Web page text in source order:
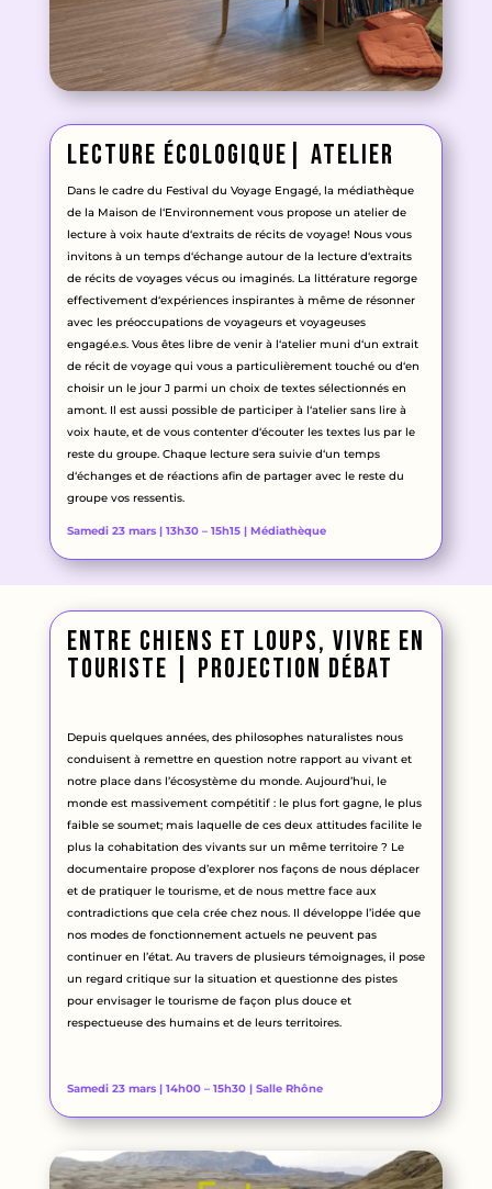
lecture Écologique| atelier
Dans le cadre du Festival du Voyage Engagé, la médiathèque
de la Maison de l‘Environnement vous propose un atelier de
lecture à voix haute d‘extraits de récits de voyage! Nous vous
invitons à un temps d‘échange autour de la lecture d‘extraits
de récits de voyages vécus ou imaginés. La littérature regorge
effectivement d‘expériences inspirantes à même de résonner
avec les préoccupations de voyageurs et voyageuses
engagé.e.s.Vous êtes libre de venir à l‘atelier muni d‘un extrait
de récit de voyage qui vous a particulièrement touché ou d‘en
choisir un le jour J parmi un choix de textes sélectionnés en
amont. Il est aussi possible de participer à l‘atelier sans lire à
voix haute, et de vous contenter d‘écouter les textes lus par le
reste du groupe. Chaque lecture sera suivie d‘un temps
d‘échanges et de réactions afin de partager avec le reste du
groupe vos ressentis.
Samedi 23 mars | 13h30 – 15h15 | Médiathèque
entre chiens et loups, vivre en
touriste | projection débat
Depuis quelques années, des philosophes naturalistes nous
conduisent à remettre en question notre rapport au vivant et
notre place dans l’écosystème du monde. Aujourd’hui, le
monde est massivement compétitif : le plus fort gagne, le plus
faible se soumet; mais laquelle de ces deux attitudes facilite le
plus la cohabitation des vivants sur un même territoire ? Le
documentaire propose d’explorer nos façons de nous déplacer
et de pratiquer le tourisme, et de nous mettre face aux
contradictions que cela crée chez nous. Il développe l’idée que
nos modes de fonctionnement actuels ne peuvent pas
continuer en l’état. Au travers de plusieurs témoignages, il pose
un regard critique sur la situation et questionne des pistes
pour envisager le tourisme de façon plus douce et
respectueuse des humains et de leurs territoires.
Samedi 23 mars | 14h00 – 15h30 | Salle Rhône